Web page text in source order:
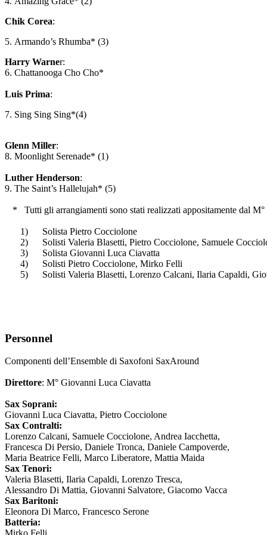
Chik Corea:
5. Armando’s Rhumba* (3)
Harry Warner:
6. Chattanooga Cho Cho*
Luis Prima:
7. Sing Sing Sing*(4)
Glenn Miller:
8. Moonlight Serenade* (1)
Luther Henderson:
9. The Saint’s Hallelujah* (5)
* Tutti gli arrangiamenti sono stati realizzati appositamente dal M°
1)
Solista Pietro Cocciolone
2)
Solisti Valeria Blasetti, Pietro Cocciolone, Samuele
3)
Solista Giovanni Luca Ciavatta
4)
Solisti Pietro Cocciolone, Mirko Felli
5)
Solisti Valeria Blasetti, Lorenzo Calcani, Ilaria Capaldi,
Personnel
Componenti dell’Ensemble di Saxofoni SaxAround
Direttore: M° Giovanni Luca Ciavatta
Sax Soprani:
Giovanni Luca Ciavatta, Pietro Cocciolone
Sax Contralti:
Lorenzo Calcani, Samuele Cocciolone, Andrea Iacchetta,
Francesca Di Persio, Daniele Tronca, Daniele Campoverde,
Maria Beatrice Felli, Marco Liberatore, Mattia Maida
Sax Tenori:
Valeria Blasetti, Ilaria Capaldi, Lorenzo Tresca,
Alessandro Di Mattia, Giovanni Salvatore, Giacomo Vacca
Sax Baritoni:
Eleonora Di Marco, Francesco Serone
Batteria: